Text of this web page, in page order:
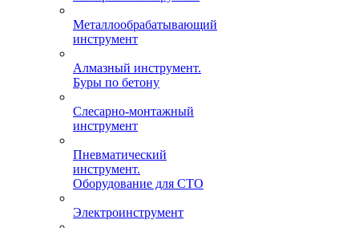
Металлообрабатывающий
инструмент
Алмазный инструмент.
Буры по бетону
Слесарно-монтажный
инструмент
Пневматический
инструмент.
Оборудование для СТО
Электроинструмент